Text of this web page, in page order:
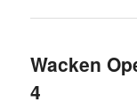
Wacken
4